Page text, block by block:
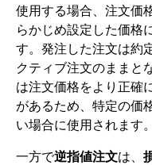
使用する場合、注文価
らかじめ設定した価格
す。発注した注文は約
クティブ注文のままと
は注文価格をより正確
があるため、特定の価
い場合に使用されます。
一方で逆指値注文は、